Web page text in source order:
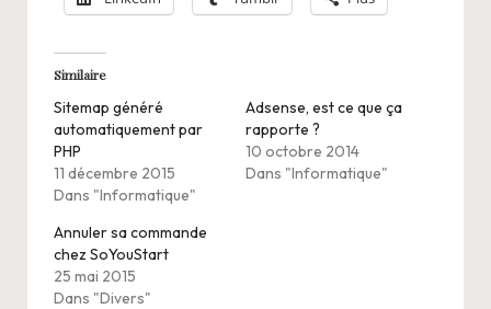
Similaire
Sitemap généré
automatiquement par
PHP
11 décembre 2015
Dans "Informatique"
Adsense, est ce que ça
rapporte ?
10 octobre 2014
Dans "Informatique"
Annuler sa commande
chez SoYouStart
25 mai 2015
Dans "Divers"